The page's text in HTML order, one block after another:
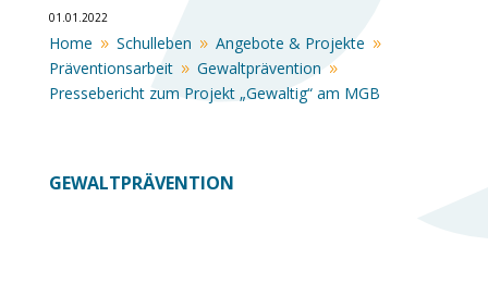
01.01.2022
Home 9 Schulleben 9 Angebote & Projekte 9
Präventionsarbeit 9 Gewaltprävention 9
Pressebericht zum Projekt „Gewaltig“ am MGB
GEWALTPRÄVENTION